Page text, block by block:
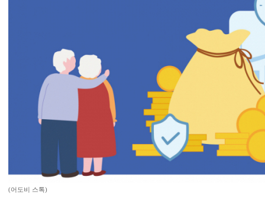
(어도비 스톡)